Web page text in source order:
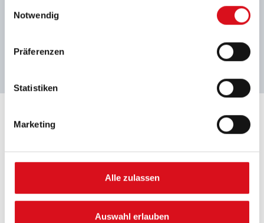
Notwendig
Präferenzen
Statistiken
Marketing
Alle zulassen
Auswahl erlauben
Duurzaam ondernemen en transparantie gaan hand in hand. Je
moet je soms kwetsbaar durven opstellen als bedrijf en
aangeven waar nog ruimte voor verbetering is; waar je hulp
nodig hebt en waar je een verkeerde beslissing genomen hebt.
Dat is eng, daar weten we alles van. Tegelijkertijd hebben we